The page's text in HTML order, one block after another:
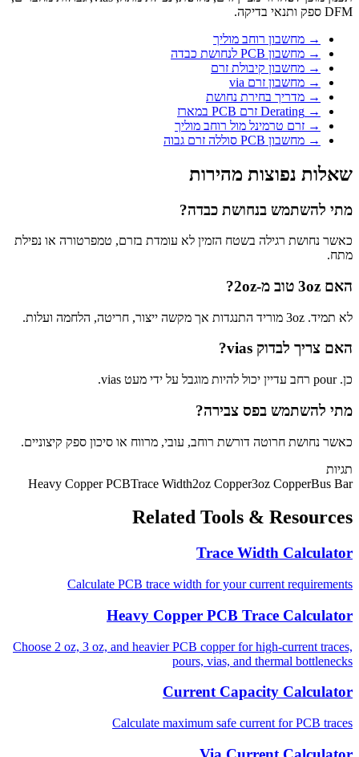
DFM ספק ותנאי בדיקה.
→ מחשבון רוחב מוליך
→ מחשבון PCB לנחושת כבדה
→ מחשבון קיבולת זרם
→ מחשבון זרם via
→ מדריך בחירת נחושת
→ Derating זרם PCB במארז
→ זרם טרמינל מול רוחב מוליך
→ מחשבון PCB סוללה זרם גבוה
שאלות נפוצות מהירות
מתי להשתמש בנחושת כבדה?
כאשר נחושת רגילה בשטח הזמין לא עומדת בזרם, טמפרטורה או נפילת
מתח.
האם 3oz טוב מ-2oz?
לא תמיד. 3oz מוריד התנגדות אך מקשה ייצור, חריטה, הלחמה ועלות.
האם צריך לבדוק vias?
כן. pour רחב עדיין יכול להיות מוגבל על ידי מעט vias.
מתי להשתמש בפס צבירה?
כאשר נחושת חרוטה דורשת רוחב, עובי, מרווח או סיכון ספק קיצוניים.
תגיות
Heavy Copper PCBTrace Width2oz Copper3oz CopperBus Bar
Related Tools & Resources
Trace Width Calculator
Calculate PCB trace width for your current requirements
Heavy Copper PCB Trace Calculator
Choose 2 oz, 3 oz, and heavier PCB copper for high-current traces,
pours, vias, and thermal bottlenecks
Current Capacity Calculator
Calculate maximum safe current for PCB traces